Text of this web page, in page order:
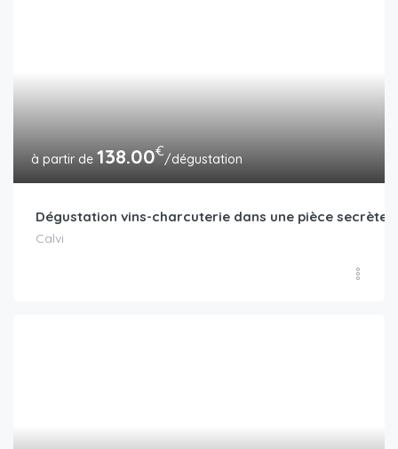
138.00€/dégustation
Dégustation vins-charcuterie dans une pièce secrète
Calvi